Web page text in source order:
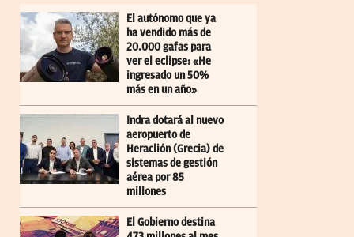
El autónomo que ya
ha vendido más de
20.000 gafas para
ver el eclipse: «He
ingresado un 50%
más en un año»
Indra dotará al nuevo
aeropuerto de
Heraclión (Grecia) de
sistemas de gestión
aérea por 85
millones
El Gobierno destina